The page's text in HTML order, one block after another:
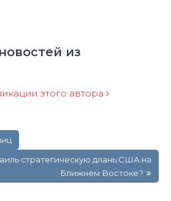
из
этого автора
стратегическую длань США на
Ближнем Востоке?